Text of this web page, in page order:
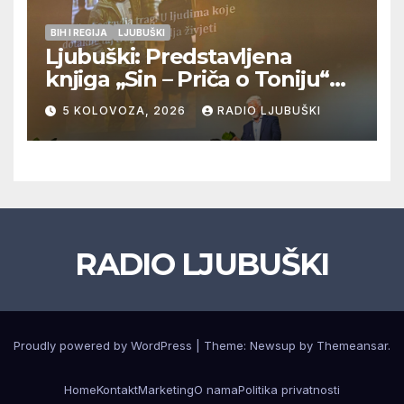
BIH I REGIJA LJUBUŠKI
Ljubuški: Predstavljena
knjiga „Sin – Priča o Toniju“
dr. sc. Zdenka Hercega
5 KOLOVOZA, 2026 RADIO LJUBUŠKI
RADIO LJUBUŠKI
Proudly powered by WordPress Theme: Newsup by Themeansar.
HomeKontaktMarketingO namaPolitika privatnosti